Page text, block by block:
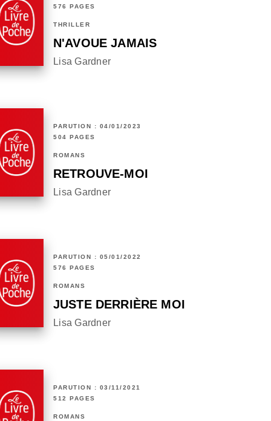
576 PAGES
THRILLER
N'AVOUE JAMAIS
Lisa Gardner
PARUTION : 04/01/2023
504 PAGES
ROMANS
RETROUVE-MOI
Lisa Gardner
PARUTION : 05/01/2022
576 PAGES
ROMANS
JUSTE DERRIÈRE MOI
Lisa Gardner
PARUTION : 03/11/2021
512 PAGES
ROMANS